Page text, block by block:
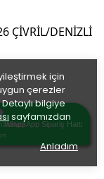
için
çerezler
bilgiye
sayfamızdan
Anladım
ÇİVRİL/DENİZLİ
WhatsApp Sipariş Hattı
WhatsApp Sipariş Hattı
WhatsApp Sipariş Hattı